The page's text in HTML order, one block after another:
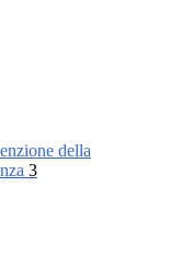
della
3